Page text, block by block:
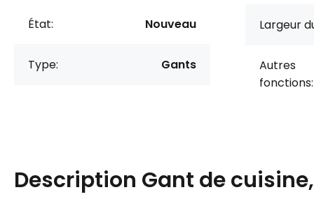
État: Nouveau
Type: Gants
Largeur
Autres
fonctions:
Description Gant de